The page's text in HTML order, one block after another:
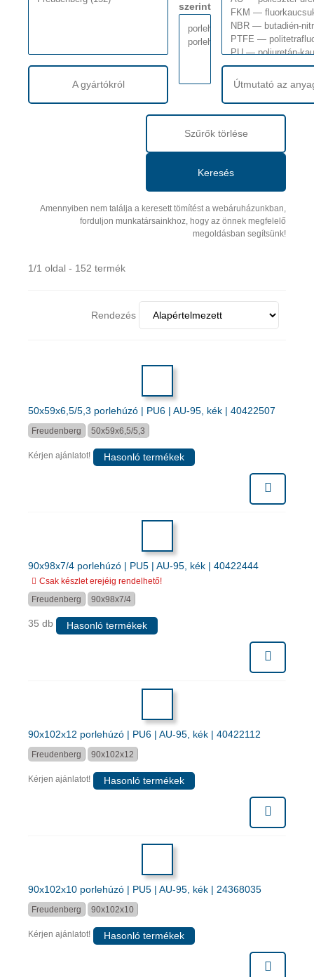
A gyártókról
szerint
Útmutató az
Szűrők törlése
Keresés
Amennyiben nem találja a keresett tömítést a webáruházunkban,
forduljon munkatársainkhoz, hogy az önnek megfelelő
megoldásban segítsünk!
1/1 oldal - 152 termék
Rendezés
50x59x6,5/5,3 porlehúzó | PU6 | AU-95, kék | 40422507
Freudenberg 50x59x6,5/5,3
Kérjen ajánlatot! Hasonló termékek
90x98x7/4 porlehúzó | PU5 | AU-95, kék | 40422444
Csak készlet erejéig rendelhető!
Freudenberg
90x98x7/4
35 db Hasonló termékek
90x102x12 porlehúzó | PU6 | AU-95, kék | 40422112
Freudenberg 90x102x12
Kérjen ajánlatot! Hasonló termékek
90x102x10 porlehúzó | PU5 | AU-95, kék | 24368035
Freudenberg 90x102x10
Kérjen ajánlatot! Hasonló termékek